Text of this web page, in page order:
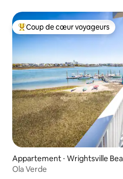
Coups de cœur voyageurs les
Coup de cœur voyageurs
Appartement ⋅ Wrightsville
Ola Verde